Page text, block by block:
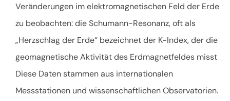
Veränderungen im elektromagnetischen Feld der Erde
zu beobachten: die Schumann-Resonanz, oft als
„Herzschlag der Erde“ bezeichnet der K-Index, der die
geomagnetische Aktivität des Erdmagnetfeldes misst
Diese Daten stammen aus internationalen
Messstationen und wissenschaftlichen Observatorien.